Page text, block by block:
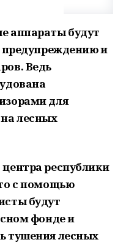
аппараты будут
предупреждению и
Ведь
для
лесных
республики
с помощью
будут
фонде и
тушения лесных